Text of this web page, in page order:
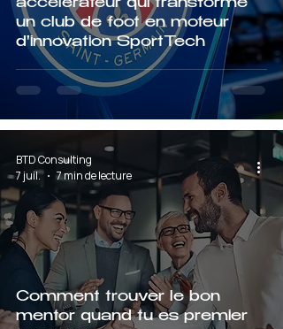
accélérateur qui transforme
un club de foot en moteur
d'innovation SportTech
Comment trouver le bon
mentor quand tu es premier
BTD Consulting
7 juil.
7 min de lecture